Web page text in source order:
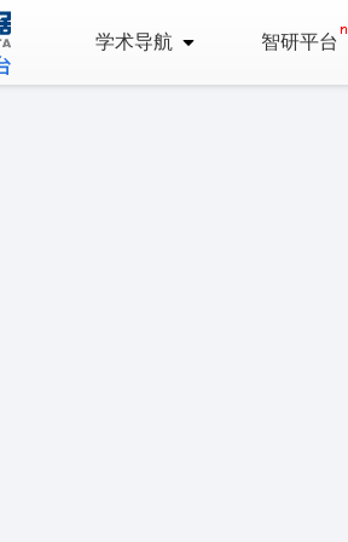
学术导航 智研平台